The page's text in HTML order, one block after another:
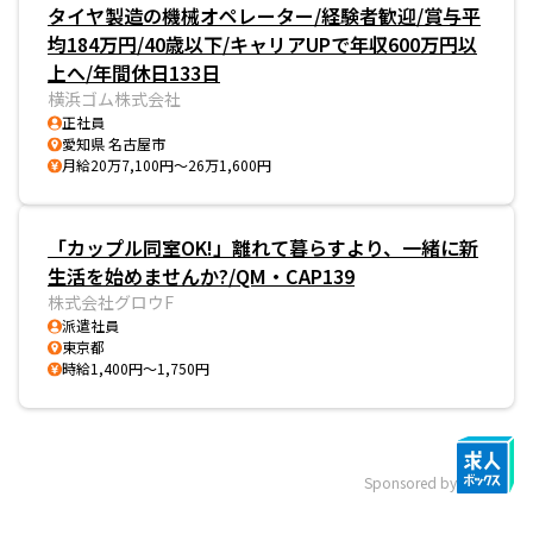
タイヤ製造の機械オペレーター/経験者歓迎/賞与平
均184万円/40歳以下/キャリアUPで年収600万円以
上へ/年間休日133日
横浜ゴム株式会社
正社員
愛知県 名古屋市
月給20万7,100円～26万1,600円
「カップル同室OK!」離れて暮らすより、一緒に新
生活を始めませんか?/QM・CAP139
株式会社グロウF
派遣社員
東京都
時給1,400円～1,750円
Sponsored by